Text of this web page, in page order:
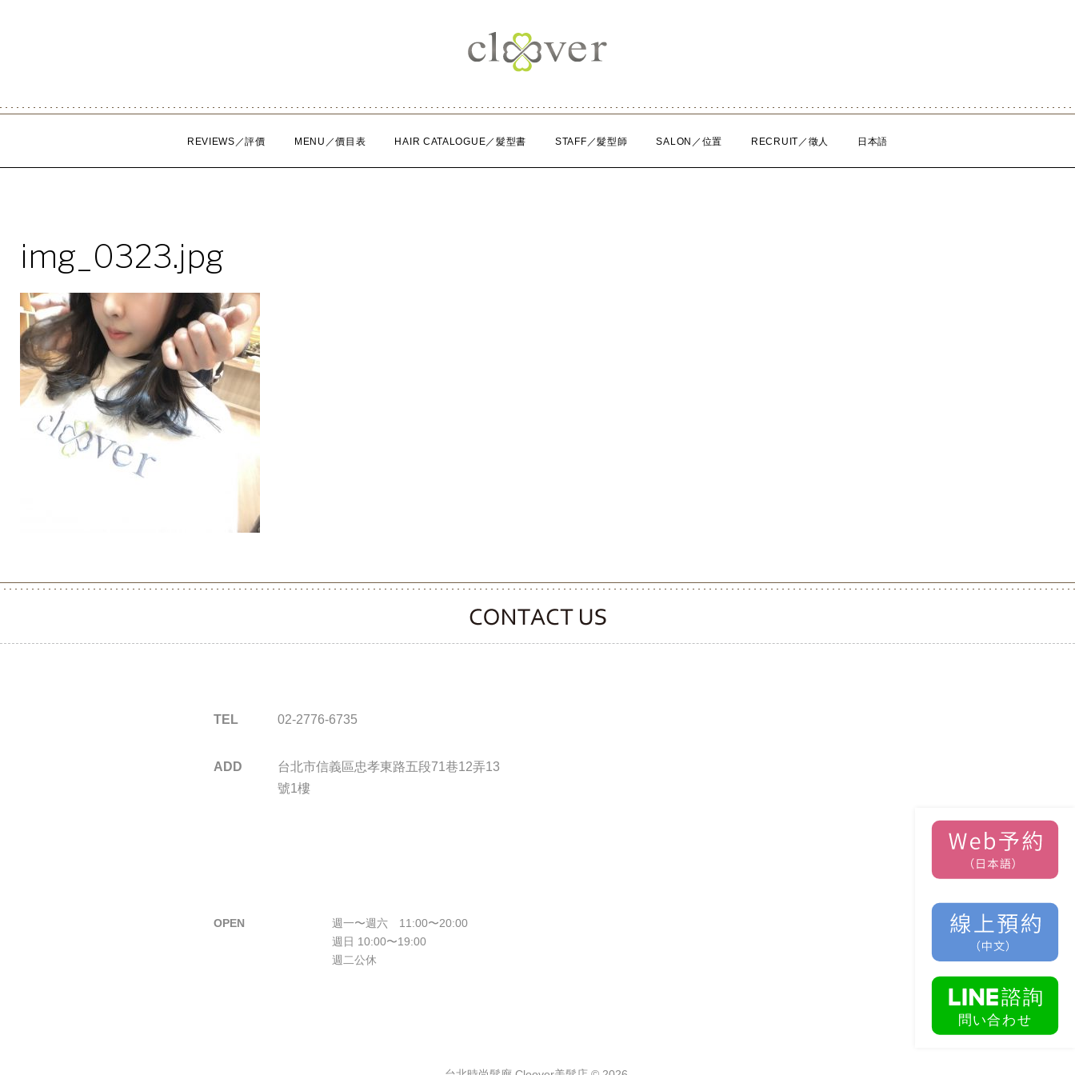
REVIEWS／評價 MENU／價目表 HAIR CATALOGUE／髮型書 STAFF／髮型師 SALON／位置 RECRUIT／徵人 日本語
img_0323.jpg
CONTACT CLOOVER
TEL 02-2776-6735
ADD
台北市信義區忠孝東路五段71巷12弄13
號1樓
OPEN
週一〜週六 11:00〜20:00
週日 10:00〜19:00
週二公休